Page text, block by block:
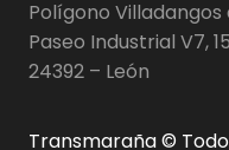
Polígono
Paseo Industrial V7,
24392 – León
Transmaraña ©